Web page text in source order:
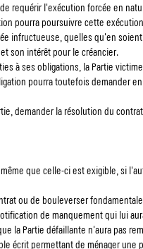
requérir l'exécution forcée en
pourra poursuivre cette
infructueuse, quelles qu'en
son intérêt pour le créancier.
à ses obligations, la Partie
pourra toutefois demander
demander la résolution du
que celle-ci est exigible, si
ou de bouleverser
de manquement qui lui
la Partie défaillante n'aura pas
écrit permettant de ménager une